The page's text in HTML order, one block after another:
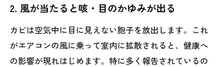
2. 風が当たると咳・目のかゆみが出る
カビは空気中に目に見えない胞子を放出します。これ
がエアコンの風に乗って室内に拡散されると、健康へ
の影響が現れはじめます。特に多く報告されているの